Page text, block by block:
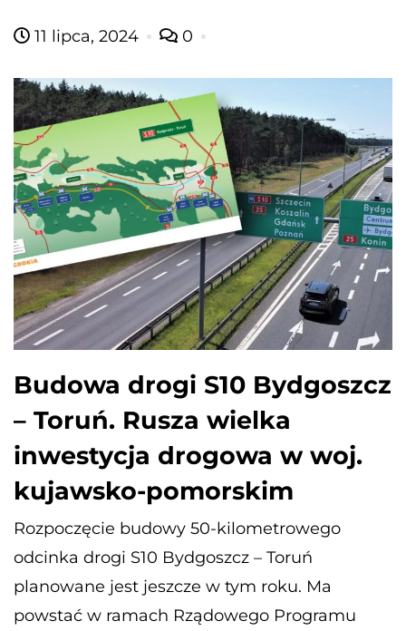
11 lipca, 2024 0
Budowa drogi S10 Bydgoszcz
– Toruń. Rusza wielka
inwestycja drogowa w woj.
kujawsko-pomorskim
Rozpoczęcie budowy 50-kilometrowego
odcinka drogi S10 Bydgoszcz – Toruń
planowane jest jeszcze w tym roku. Ma
powstać w ramach Rządowego Programu